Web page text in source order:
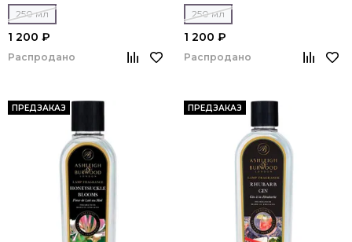
250 мл
1 200 ₽
Распродано
250 мл
1 200 ₽
Распродано
ПРЕДЗАКАЗ ПРЕДЗАКАЗ